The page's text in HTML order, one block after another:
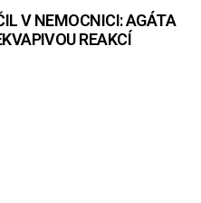
V NEMOCNICI: AGÁTA
REAKCÍ